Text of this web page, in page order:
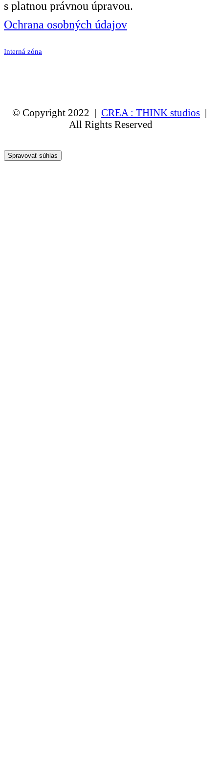
s platnou právnou úpravou.
Ochrana osobných údajov
Interná zóna
© Copyright 2022 | CREA : THINK studios |
All Rights Reserved
Spravovať súhlas